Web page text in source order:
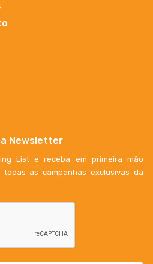
Newsletter
List e receba em primeira mão
as campanhas exclusivas da